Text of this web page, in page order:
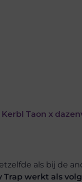
Kerbl Taon x
als bij de
Trap werkt als